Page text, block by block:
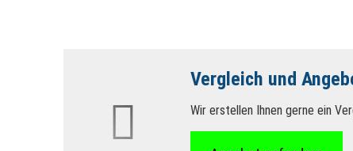
Vergleich und
Wir erstellen Ihnen gerne ein